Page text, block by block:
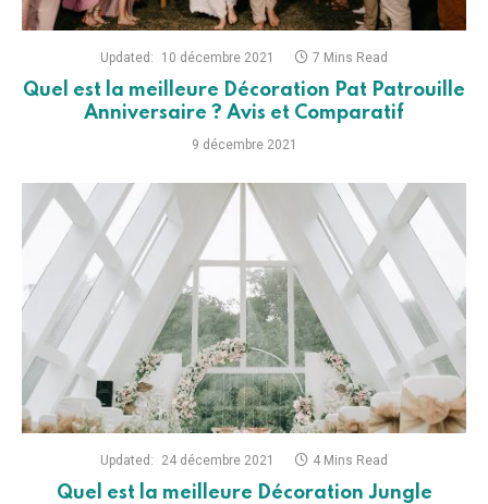
Updated: 10 décembre 2021 7 Mins Read
Quel est la meilleure Décoration Pat Patrouille
Anniversaire ? Avis et Comparatif
9 décembre 2021
Updated: 24 décembre 2021 4 Mins Read
Quel est la meilleure Décoration Jungle